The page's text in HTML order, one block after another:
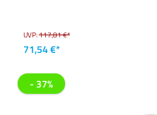
UVP:117,81 €*
71,54 €*
- 37%